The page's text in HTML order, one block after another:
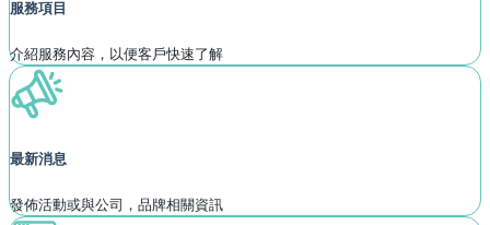
服務項目
介紹服務內容，以便客戶快速了解
最新消息
發佈活動或與公司，品牌相關資訊